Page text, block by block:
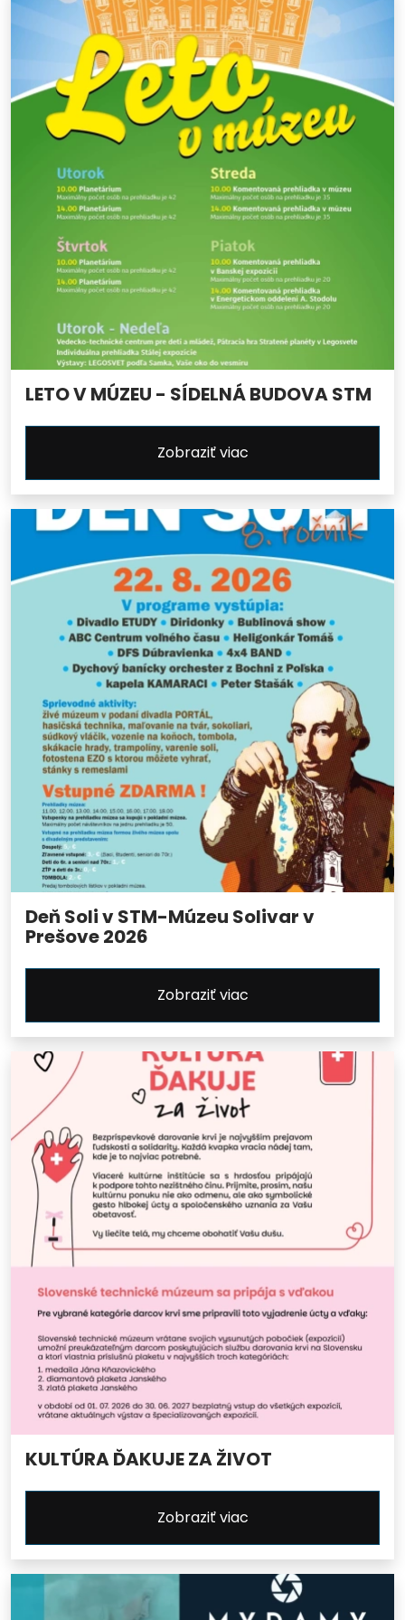
LETO V MÚZEU - SÍDELNÁ BUDOVA STM
Zobraziť viac
Deň Soli v STM-Múzeu Solivar v
Prešove 2026
Zobraziť viac
KULTÚRA ĎAKUJE ZA ŽIVOT
Zobraziť viac